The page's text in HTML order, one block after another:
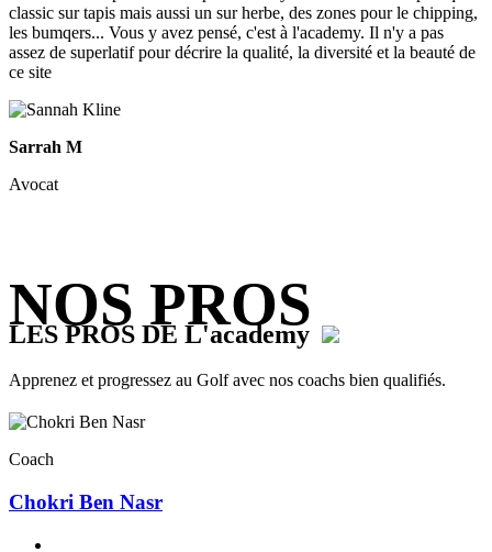
classic sur tapis mais aussi un sur herbe, des zones pour le chipping,
les bumqers... Vous y avez pensé, c'est à l'academy. Il n'y a pas
assez de superlatif pour décrire la qualité, la diversité et la beauté de
ce site
Sarrah M
Avocat
NOS PROS
LES PROS DE L'academy
Apprenez et progressez au Golf avec nos coachs bien qualifiés.
Coach
Chokri Ben Nasr